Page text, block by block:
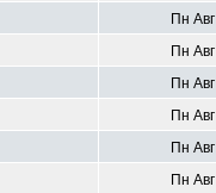
Пн
Пн
Пн
Пн
Пн
Пн